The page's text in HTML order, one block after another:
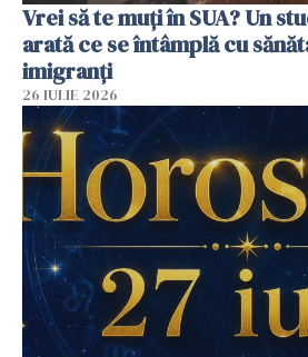
Vrei să te muți în SUA? Un
arată ce se întâmplă cu
imigranți
26 IULIE 2026